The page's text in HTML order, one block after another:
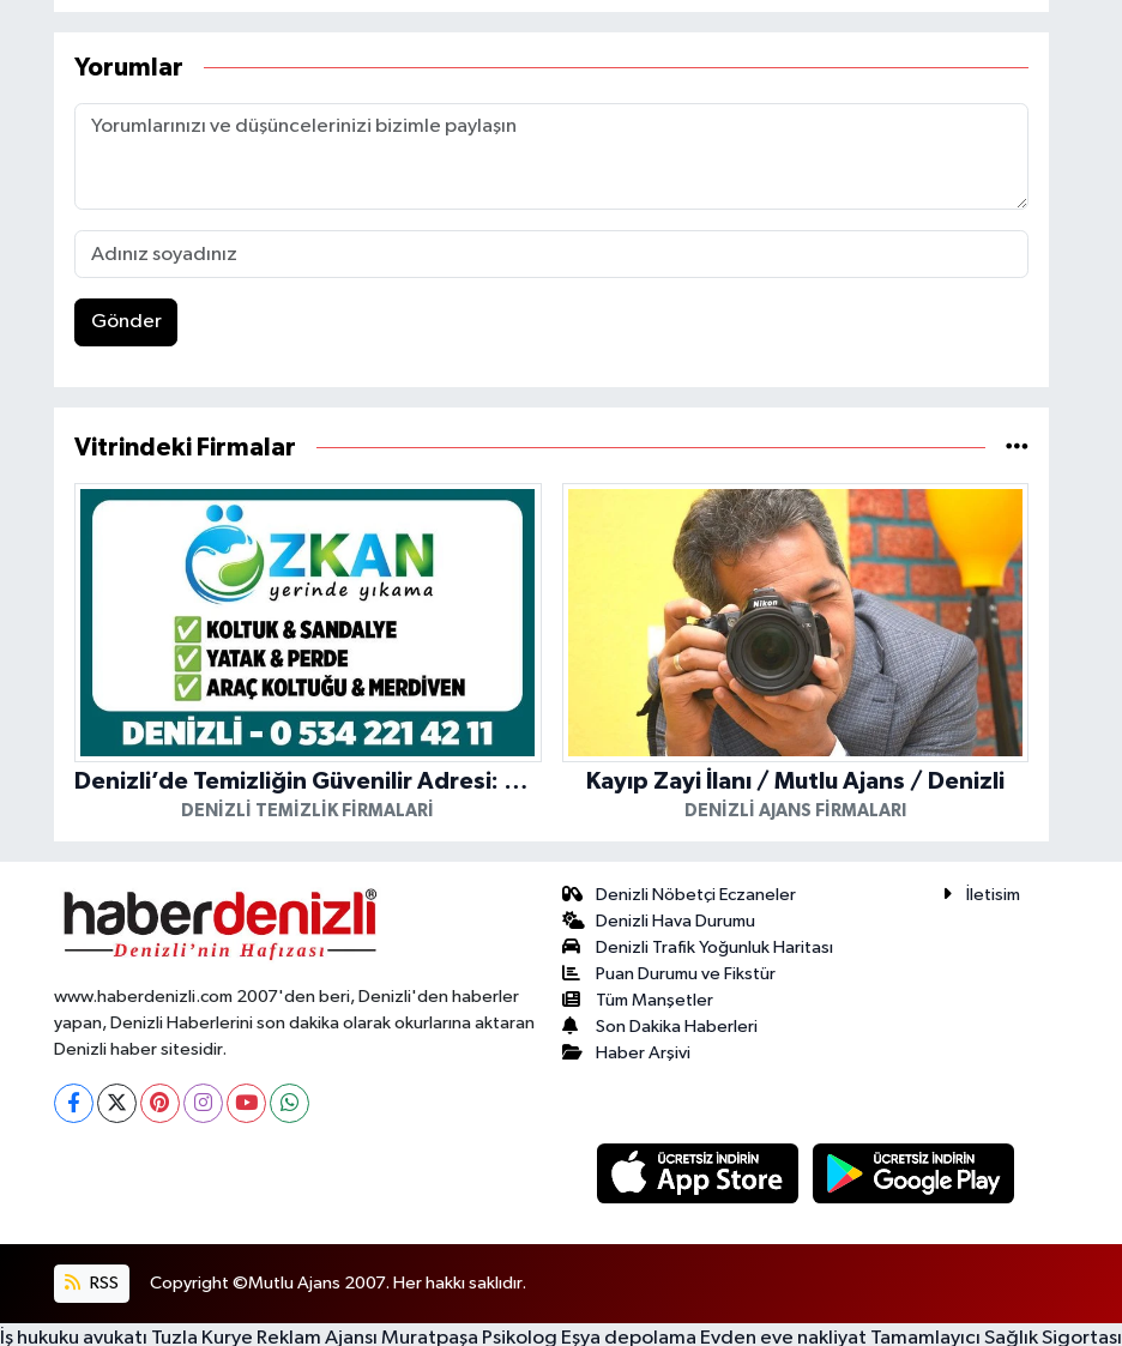
Yorumlar
Gönder
Vitrindeki Firmalar
Denizli’de Temizliğin Güvenilir Adresi: Özkan Yerinde Yıkama
DENIZLI TEMIZLIK FIRMALARI
Kayıp Zayi İlanı / Mutlu Ajans / Denizli
DENIZLI AJANS FIRMALARI
www.haberdenizli.com 2007'den beri, Denizli'den haberler
yapan, Denizli Haberlerini son dakika olarak okurlarına aktaran
Denizli haber sitesidir.
Denizli Nöbetçi Eczaneler
Denizli Hava Durumu
Denizli Trafik Yoğunluk Haritası
Puan Durumu ve Fikstür
Tüm Manşetler
Son Dakika Haberleri
Haber Arşivi
İletisim
RSS Copyright ©Mutlu Ajans 2007. Her hakkı saklıdır.
İş hukuku avukatı Tuzla Kurye Reklam Ajansı Muratpaşa Psikolog Eşya depolama Evden eve nakliyat Tamamlayıcı Sağlık Sigortası